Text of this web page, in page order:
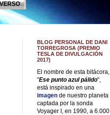
BLOG PERSONAL DE DANI
TORREGROSA (PREMIO
TESLA DE DIVULGACIÓN
2017)
El nombre de esta bitácora,
"Ese punto azul pálido",
está inspirado en una
imagen de nuestro planeta
captada por la sonda
Voyager I, en 1990, a 6.000